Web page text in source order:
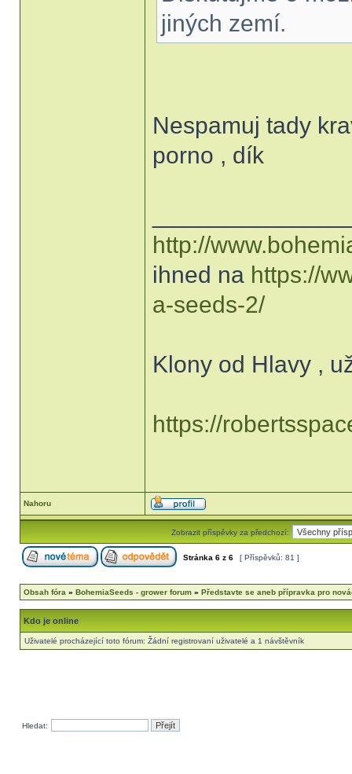
jiných zemí.
Nespamuj tady
porno , dík
http://
ihned na https://
a-seeds-2/
Klony od Hlavy ,
https://
Nahoru
Zobrazit příspěvky za předchozí:
Stránka 6 z 6 [ Příspěvků: 81 ]
Obsah fóra » BohemiaSeeds - grower forum » Představte se aneb přípravka pro
Kdo je online
Uživatelé procházející toto fórum: Žádní registrovaní uživatelé a 1 návštěvník
Hledat: